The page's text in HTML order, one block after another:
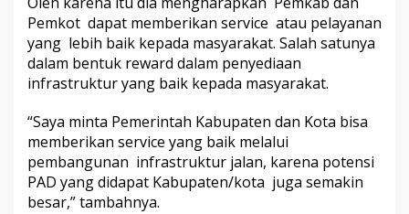
Pemkot dapat memberikan service atau pelayanan
yang lebih baik kepada masyarakat. Salah satunya
dalam bentuk reward dalam penyediaan
infrastruktur yang baik kepada masyarakat.
“Saya minta Pemerintah Kabupaten dan Kota bisa
memberikan service yang baik melalui
pembangunan infrastruktur jalan, karena potensi
PAD yang didapat Kabupaten/kota juga semakin
besar,” tambahnya.